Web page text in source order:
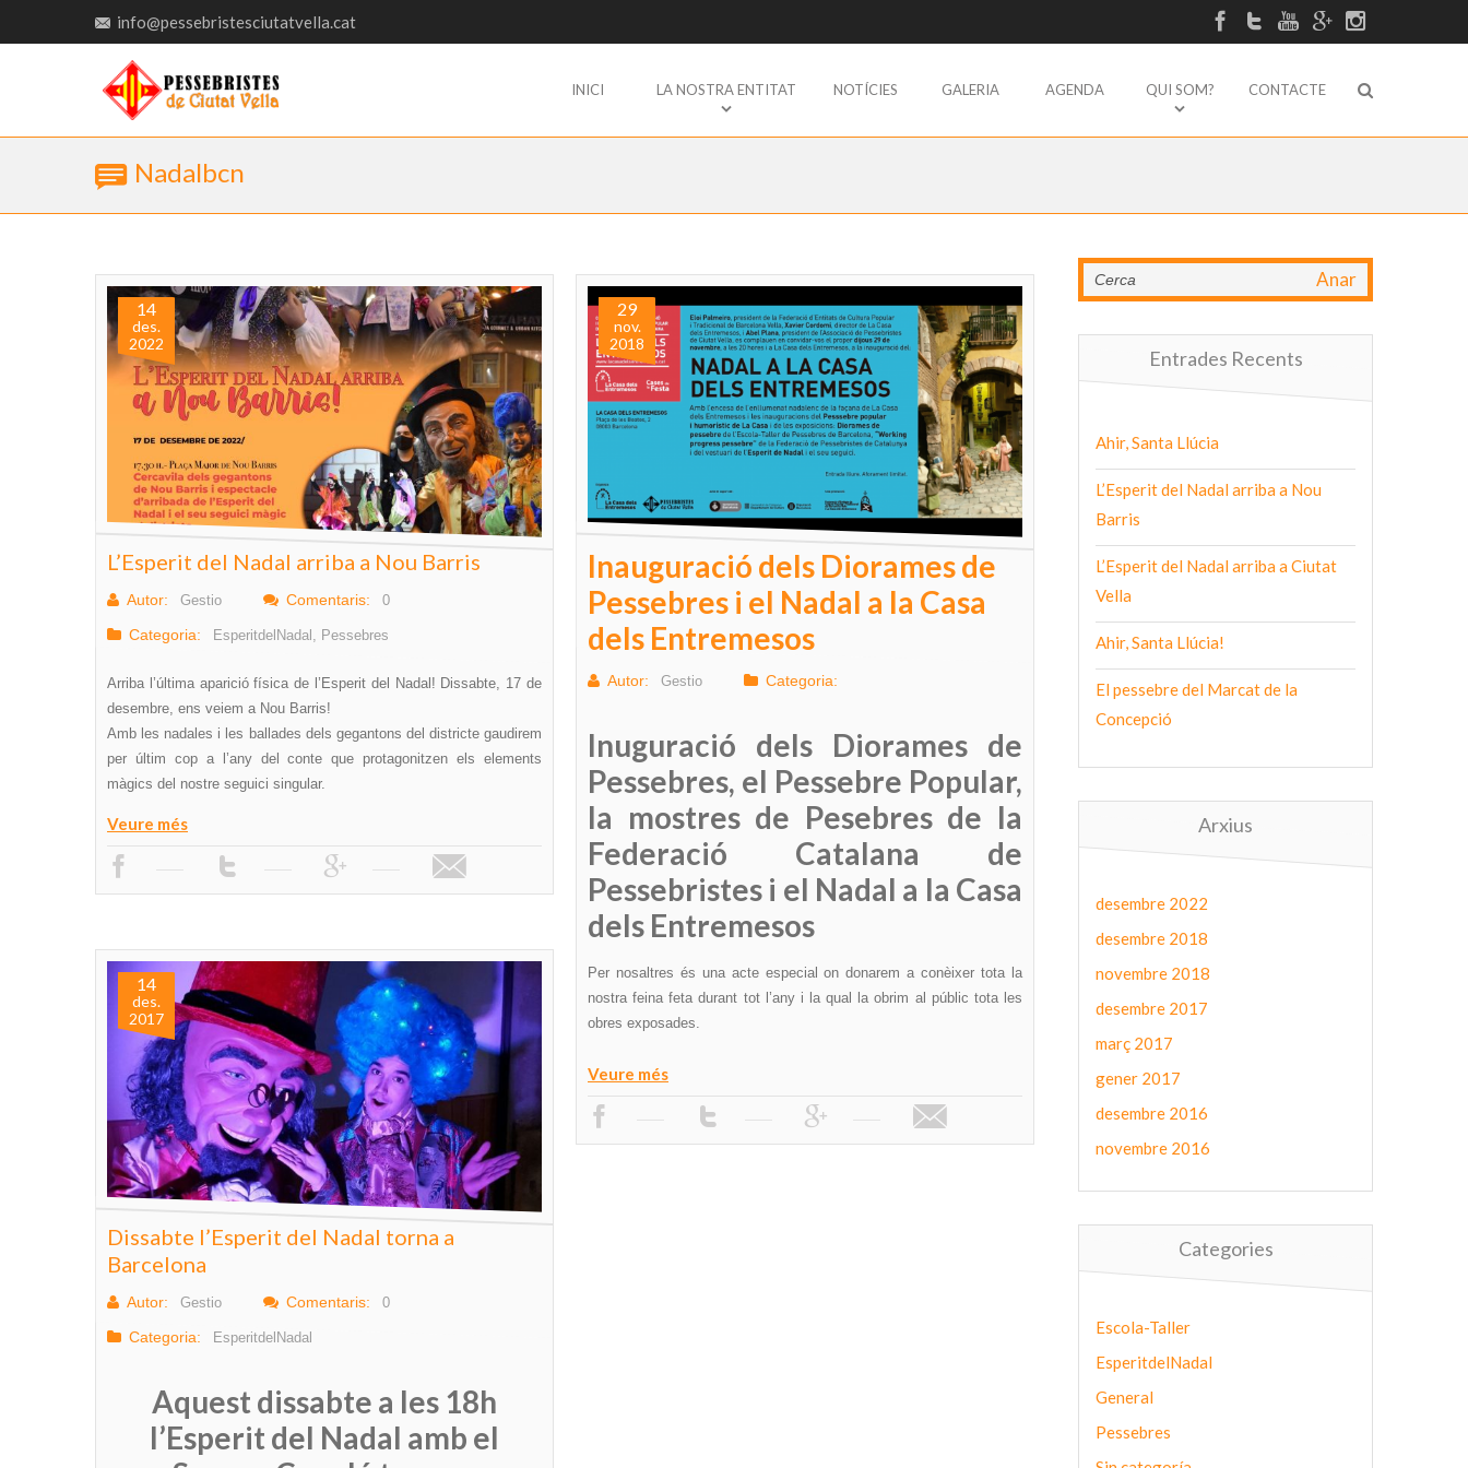
info@pessebristesciutatvella.cat
INICI LA NOSTRA ENTITAT NOTÍCIES GALERIA AGENDA QUI SOM? CONTACTE
Nadalbcn
14
des.
2022
L’Esperit del Nadal arriba a Nou Barris
Autor: Gestio Comentaris: 0
Categoria: EsperitdelNadal , Pessebres
Arriba l’última aparició física de l’Esperit del Nadal! Dissabte, 17 de
desembre, ens veiem a Nou Barris!
Amb les nadales i les ballades dels gegantons del districte gaudirem
per últim cop a l’any del conte que protagonitzen els elements
màgics del nostre seguici singular.
Veure més
29
nov.
2018
Inauguració dels Diorames de
Pessebres i el Nadal a la Casa
dels Entremesos
Autor: Gestio Categoria:
Inuguració dels Diorames de
Pessebres, el Pessebre Popular,
la mostres de Pesebres de la
Federació Catalana de
Pessebristes i el Nadal a la Casa
dels Entremesos
Per nosaltres és una acte especial on donarem a conèixer tota la
nostra feina feta durant tot l’any i la qual la obrim al públic tota les
obres exposades.
Veure més
14
des.
2017
Dissabte l’Esperit del Nadal torna a
Barcelona
Autor: Gestio Comentaris: 0
Categoria: EsperitdelNadal
Aquest dissabte a les 18h
l’Esperit del Nadal amb el
Anar
Entrades Recents
Ahir, Santa Llúcia
L’Esperit del Nadal arriba a Nou
Barris
L’Esperit del Nadal arriba a Ciutat
Vella
Ahir, Santa Llúcia!
El pessebre del Marcat de la
Concepció
Arxius
desembre 2022
desembre 2018
novembre 2018
desembre 2017
març 2017
gener 2017
desembre 2016
novembre 2016
Categories
Escola-Taller
EsperitdelNadal
General
Pessebres